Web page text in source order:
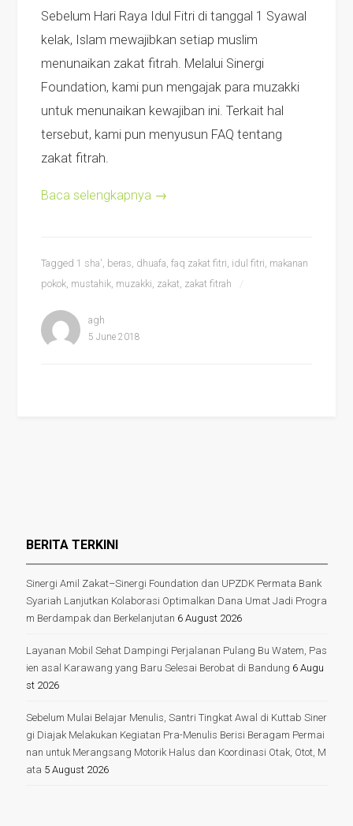
Sebelum Hari Raya Idul Fitri di tanggal 1 Syawal
kelak, Islam mewajibkan setiap muslim
menunaikan zakat fitrah. Melalui Sinergi
Foundation, kami pun mengajak para muzakki
untuk menunaikan kewajiban ini. Terkait hal
tersebut, kami pun menyusun FAQ tentang
zakat fitrah.
Baca selengkapnya →
Tagged 1 sha', beras, dhuafa,faq zakat fitri, idul fitri, makanan
pokok, mustahik, muzakki, zakat, zakat fitrah
agh
5 June 2018
BERITA TERKINI
Sinergi Amil Zakat–Sinergi Foundation dan UPZDK Permata Bank
Syariah Lanjutkan Kolaborasi Optimalkan Dana Umat Jadi Progra
m Berdampak dan Berkelanjutan 6 August 2026
Layanan Mobil Sehat Dampingi Perjalanan Pulang Bu Watem, Pas
ien asal Karawang yang Baru Selesai Berobat di Bandung 6 Augu
st 2026
Sebelum Mulai Belajar Menulis, Santri Tingkat Awal di Kuttab Siner
gi Diajak Melakukan Kegiatan Pra-Menulis Berisi Beragam Permai
nan untuk Merangsang Motorik Halus dan Koordinasi Otak, Otot, M
ata 5 August 2026